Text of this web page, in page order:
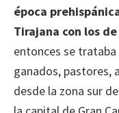
época
Tirajana con los
entonces se
ganados, pastores,
desde la zona sur